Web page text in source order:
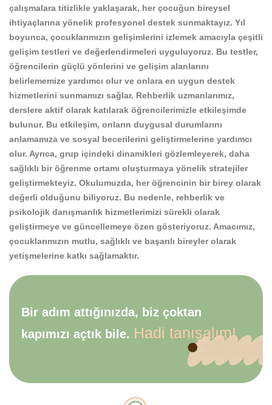
çalışmalara titizlikle yaklaşarak, her çocuğun bireysel
ihtiyaçlarına yönelik profesyonel destek sunmaktayız. Yıl
boyunca, çocuklarımızın gelişimlerini izlemek amacıyla çeşitli
gelişim testleri ve değerlendirmeleri uyguluyoruz. Bu testler,
öğrencilerin güçlü yönlerini ve gelişim alanlarını
belirlememize yardımcı olur ve onlara en uygun destek
hizmetlerini sunmamızı sağlar. Rehberlik uzmanlarımız,
derslere aktif olarak katılarak öğrencilerimizle etkileşimde
bulunur. Bu etkileşim, onların duygusal durumlarını
anlamamıza ve sosyal becerilerini geliştirmelerine yardımcı
olur. Ayrıca, grup içindeki dinamikleri gözlemleyerek, daha
sağlıklı bir öğrenme ortamı oluşturmaya yönelik stratejiler
geliştirmekteyiz. Okulumuzda, her öğrencinin bir birey olarak
değerli olduğunu biliyoruz. Bu nedenle, rehberlik ve
psikolojik danışmanlık hizmetlerimizi sürekli olarak
geliştirmeye ve güncellemeye özen gösteriyoruz. Amacımız,
çocuklarımızın mutlu, sağlıklı ve başarılı bireyler olarak
yetişmelerine katkı sağlamaktır.
Bir adım attığınızda, biz çoktan
kapımızı açtık bile. Hadi tanışalım!